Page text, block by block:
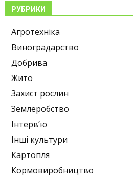
РУБРИКИ
Агротехніка
Виноградарство
Добрива
Жито
Захист рослин
Землеробство
Інтерв’ю
Інші культури
Картопля
Кормовиробництво